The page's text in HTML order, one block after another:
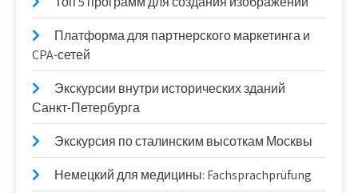
Платформа для партнерского маркетинга и
CPA-сетей
Экскурсии внутри исторических зданий
Санкт-Петербурга
Экскурсия по сталинским высоткам Москвы
Немецкий для медицины: Fachsprachprüfung